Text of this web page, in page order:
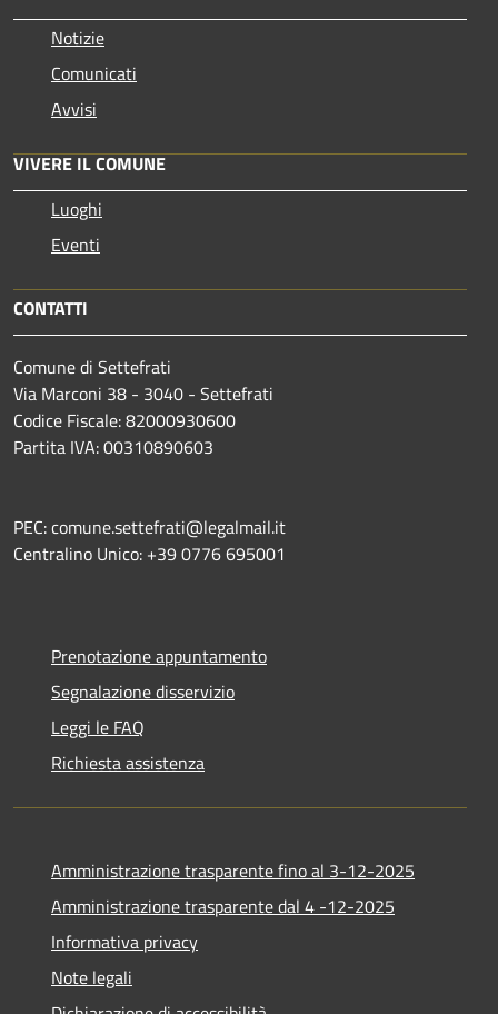
Notizie
Comunicati
Avvisi
VIVERE IL COMUNE
Luoghi
Eventi
CONTATTI
Comune di Settefrati
Via Marconi 38 - 3040 - Settefrati
Codice Fiscale: 82000930600
Partita IVA: 00310890603
PEC: comune.settefrati@legalmail.it
Centralino Unico: +39 0776 695001
Prenotazione appuntamento
Segnalazione disservizio
Leggi le FAQ
Richiesta assistenza
Amministrazione trasparente fino al 3-12-2025
Amministrazione trasparente dal 4 -12-2025
Informativa privacy
Note legali